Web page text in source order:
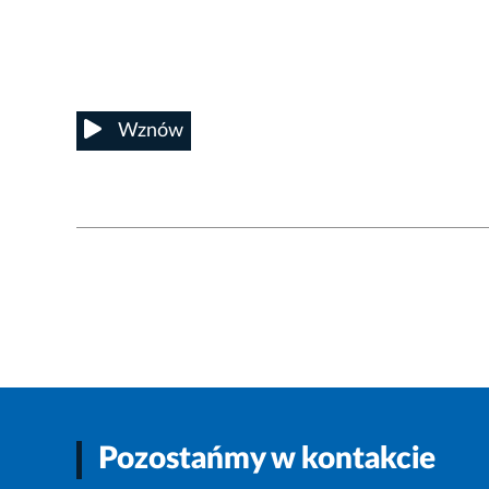
Wznów
Pozostańmy w kontakcie